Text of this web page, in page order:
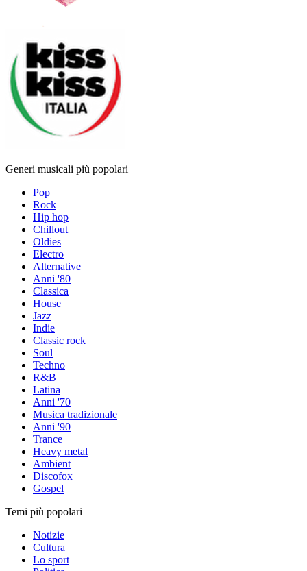
Generi musicali più popolari
Pop
Rock
Hip hop
Chillout
Oldies
Electro
Alternative
Anni '80
Classica
House
Jazz
Indie
Classic rock
Soul
Techno
R&B
Latina
Anni '70
Musica tradizionale
Anni '90
Trance
Heavy metal
Ambient
Discofox
Gospel
Temi più popolari
Notizie
Cultura
Lo sport